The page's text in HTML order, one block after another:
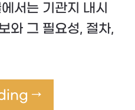
서는 기관지 내시
와 그 필요성, 절차,
→